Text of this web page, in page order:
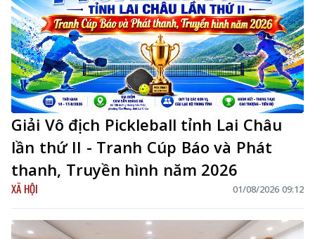
Giải Vô địch Pickleball tỉnh Lai Châu
lần thứ II - Tranh Cúp Báo và Phát
thanh, Truyền hình năm 2026
XÃ HỘI 01/08/2026 09:12